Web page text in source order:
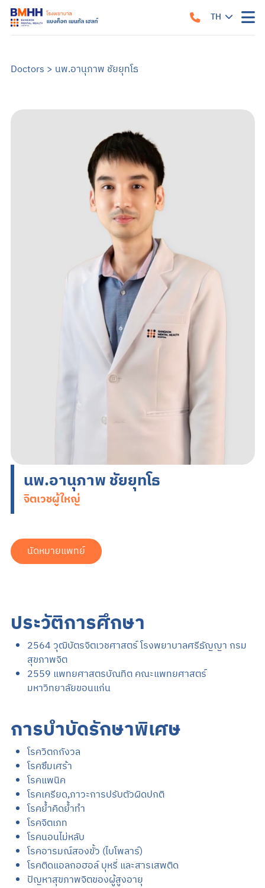
TH
หน้าแรก
เกี่ยวกับเรา
คำแนะนำเมื่อมาถึงโรงพยาบาล
สิ่งอำนวยความสะดวก
คำแนะนำสำหรับผู้ป่วยใน
ข้อมูลสำหรับครอบครัว
บริการสำหรับผู้ป่วยนอก
ศูนย์รักษาโรคซึมเศร้าครบวงจร
บริการสำหรับผู้ป่วยใน
อาการและการรักษา
ออทิสติก หรือภาวะออทิสติกสเปกตรัม (ASD)
ภาวะเครียดหลังเผชิญเหตุการณ์รุนแรง
แบบทดสอบสุขภาพจิต
ข่าวสารและบริการ
นัดหมายแพทย์
02-589-1889
Doctors > นพ.อานุภาพ ชัยยุทโธ
นพ.อานุภาพ ชัยยุทโธ
จิตเวชผู้ใหญ่
นัดหมายแพทย์
ประวัติการศึกษา
2564 วุฒิบัตรจิตเวชศาสตร์ โรงพยาบาลศรีธัญญา กรม
สุขภาพจิต
2559 แพทยศาสตรบัณทิต คณะแพทยศาสตร์
มหาวิทยาลัยขอนแก่น
การบำบัดรักษาพิเศษ
โรควิตกกังวล
โรคซึมเศร้า
โรคแพนิค
โรคเครียด,ภาวะการปรับตัวผิดปกติ
โรคย้ำคิดย้ำทำ
โรคจิตเภท
โรคนอนไม่หลับ
โรคอารมณ์สองขั้ว (ไบโพลาร์)
โรคติดแอลกอฮอล์ บุหรี่ และสารเสพติด
ปัญหาสุขภาพจิตของผู้สูงอายุ